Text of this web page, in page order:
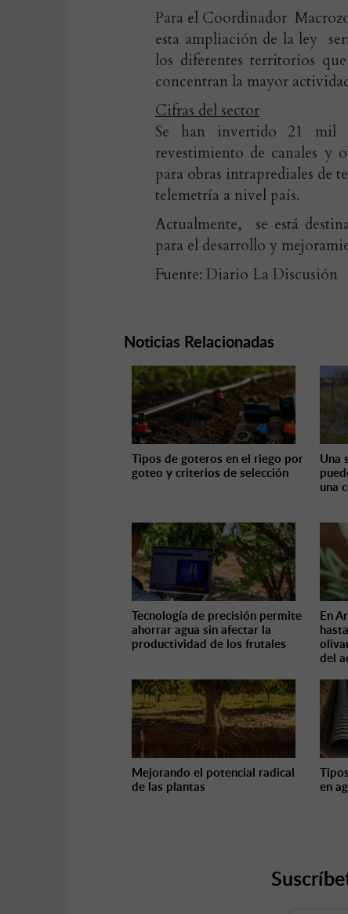
Para el Coordinador
esta ampliación de la ley
los diferentes territorios
concentran la mayor
Cifras del sector
Se han invertido 21 mil
revestimiento de canales y
para obras intraprediales de
telemetría a nivel país.
Actualmente, se está
para el desarrollo y
Fuente: Diario La Discusión
Noticias Relacionadas
Tipos de goteros en el riego por
goteo y criterios de selección
Una
una
Tecnología de precisión permite
ahorrar agua sin afectar la
productividad de los frutales
En
del
Mejorando el potencial radical
de las plantas
en